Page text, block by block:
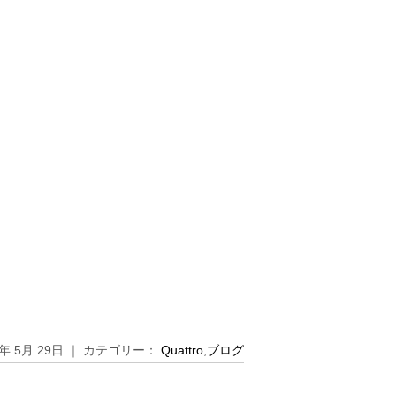
5月 29日 ｜ カテゴリー： Quattro ブログ